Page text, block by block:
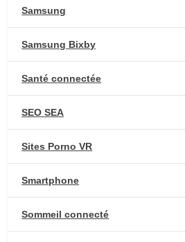
Samsung
Samsung Bixby
Santé connectée
SEO SEA
Sites Porno VR
Smartphone
Sommeil connecté